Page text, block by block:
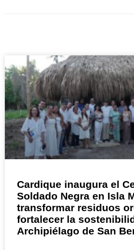
Cardique inaugura el
Soldado Negra en Isla
transformar residuos
fortalecer la
Archipiélago de San